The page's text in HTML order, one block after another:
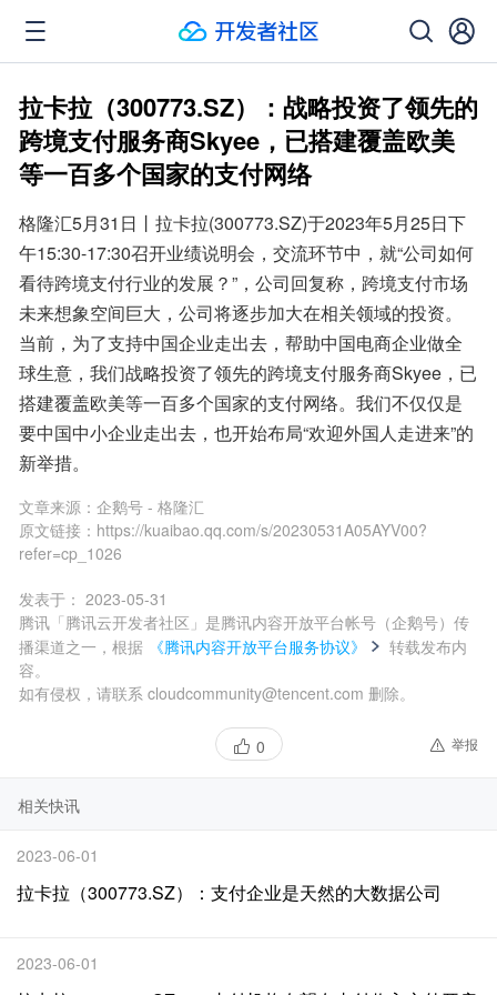
拉卡拉（300773.SZ）：战略投资了领先的
跨境支付服务商Skyee，已搭建覆盖欧美
等一百多个国家的支付网络
格隆汇5月31日丨拉卡拉(300773.SZ)于2023年5月25日下
午15:30-17:30召开业绩说明会，交流环节中，就“公司如何
看待跨境支付行业的发展？”，公司回复称，跨境支付市场
未来想象空间巨大，公司将逐步加大在相关领域的投资。
当前，为了支持中国企业走出去，帮助中国电商企业做全
球生意，我们战略投资了领先的跨境支付服务商Skyee，已
搭建覆盖欧美等一百多个国家的支付网络。我们不仅仅是
要中国中小企业走出去，也开始布局“欢迎外国人走进来”的
新举措。
文章来源： 企鹅号 - 格隆汇
原文链接： https://kuaibao.qq.com/s/20230531A05AYV00?
refer=cp_1026
发表于： 2023-05-31
腾讯「腾讯云开发者社区」是腾讯内容开放平台帐号（企鹅号）传
播渠道之一，根据
《腾讯内容开放平台服务协议》
转载发布内
容。
如有侵权，请联系 cloudcommunity@tencent.com 删除。
0 举报
相关快讯
2023-06-01
拉卡拉（300773.SZ）：支付企业是天然的大数据公司
2023-06-01